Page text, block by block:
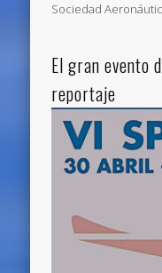
Sociedad
El gran evento
reportaje